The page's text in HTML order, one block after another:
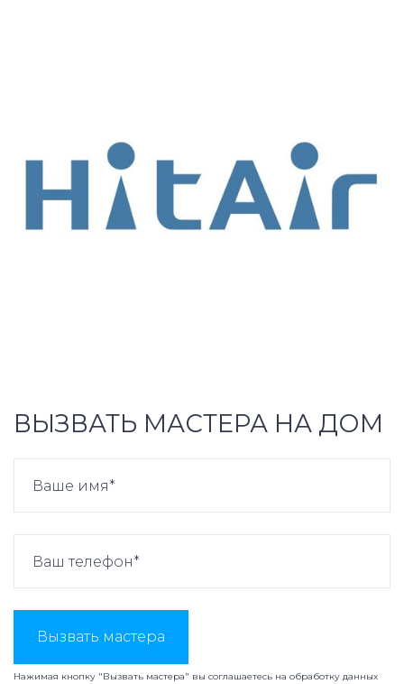
ВЫЗВАТЬ МАСТЕРА НА ДОМ
Вызвать мастера
Нажимая кнопку "Вызвать мастера" вы соглашаетесь на обработку данных